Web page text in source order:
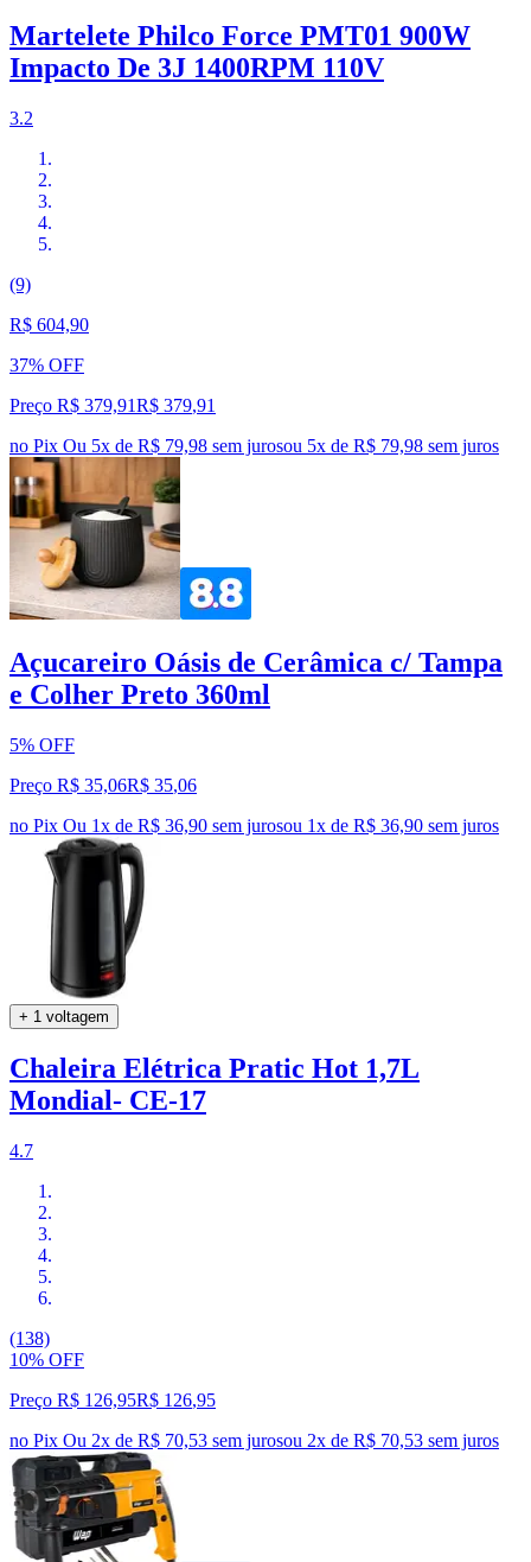
Martelete Philco Force PMT01 900W
Impacto De 3J 1400RPM 110V
3.2
(9)
R$ 604,90
37% OFF
Preço R$ 379,91R$ 379,91
no Pix Ou 5x de R$ 79,98 sem jurosou 5x de R$ 79,98 sem juros
Açucareiro Oásis de Cerâmica c/ Tampa
e Colher Preto 360ml
5% OFF
Preço R$ 35,06R$ 35,06
no Pix Ou 1x de R$ 36,90 sem jurosou 1x de R$ 36,90 sem juros
+ 1 voltagem
Chaleira Elétrica Pratic Hot 1,7L
Mondial- CE-17
4.7
(138)
10% OFF
Preço R$ 126,95R$ 126,95
no Pix Ou 2x de R$ 70,53 sem jurosou 2x de R$ 70,53 sem juros